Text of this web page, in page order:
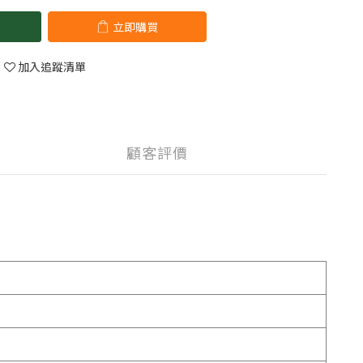
立即購買
加入追蹤清單
顧客評價